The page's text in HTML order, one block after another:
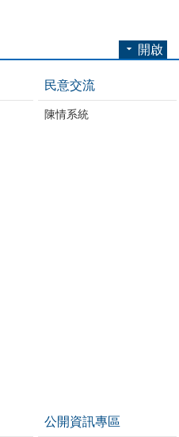
開啟
民意交流
陳情系統
公開資訊專區